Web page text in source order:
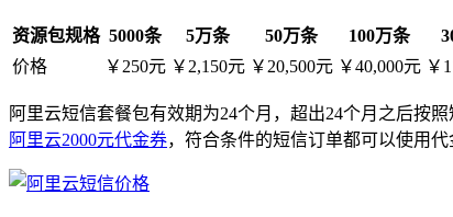
资源包规格 5000条 5万条 50万条 100万条
价格
￥250元 ￥2,150元 ￥20,500元 ￥40,000元 ￥
阿里云短信套餐包有效期为24个月，超出24个月之后按
阿里云2000元代金券，符合条件的短信订单都可以使用代